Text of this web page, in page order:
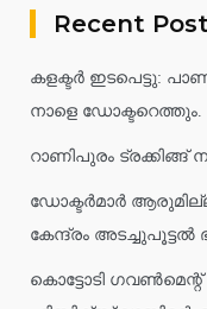
Recent
കളക്ടർ ഇടപെട്ടു:
നാളെ ഡോക്ടറെത്തും.
റാണിപുരം ട്രക്കിങ്ങ്
ഡോക്ടർമാർ
കേന്ദ്രം അടച്ചുപൂട്ടൽ
കൊട്ടോടി